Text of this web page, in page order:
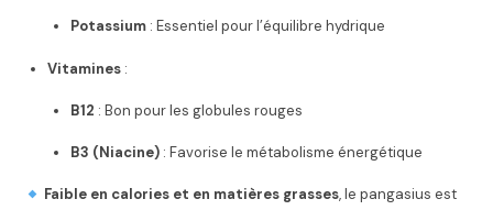
Potassium : Essentiel pour l’équilibre hydrique
Vitamines :
B12 : Bon pour les globules rouges
B3 (Niacine) : Favorise le métabolisme énergétique
Faible en calories et en matières grasses, le pangasius est